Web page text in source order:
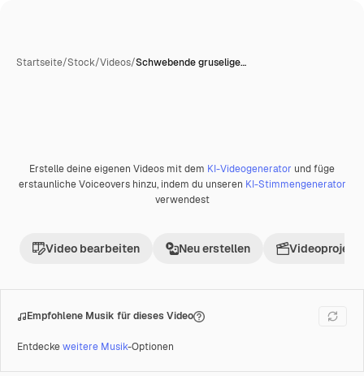
Startseite/Stock/Videos/Schwebende gruselige…
PremiumKI-generiert
Erstelle deine eigenen Videos mit dem KI-Videogenerator und füge
erstaunliche Voiceovers hinzu, indem du unseren KI-Stimmengenerator
verwendest
Video bearbeiten Neu erstellen Videoprojekt
Empfohlene Musik für dieses Video
Entdeckeweitere Musik-Optionen